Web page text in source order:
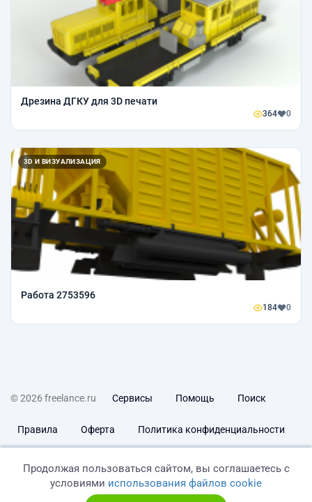
Дрезина ДГКУ для 3D печати
364 0
3D И ВИЗУАЛИЗАЦИЯ
Работа 2753596
184 0
© 2026 freelance.ru Сервисы Помощь Поиск
Правила Оферта Политика конфиденциальности
Продолжая пользоваться сайтом, вы соглашаетесь с
условиями использования файлов cookie